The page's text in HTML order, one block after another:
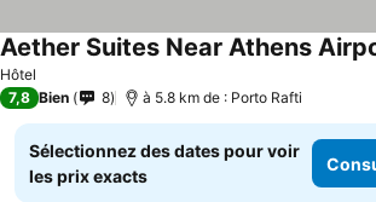
Hôtel
Aether Suites Near Athens
7,8 Bien 8 à 5.8 km de : Porto Rafti
Sélectionnez des dates pour voir
les prix exacts